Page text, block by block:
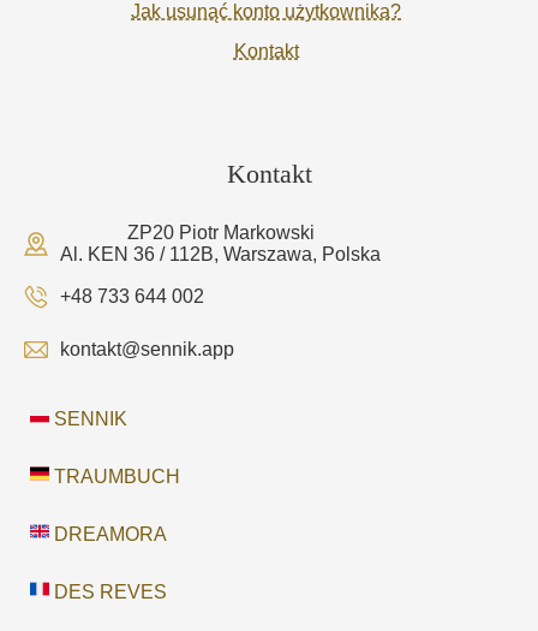
Jak usunąć konto użytkownika?
Kontakt
Kontakt
ZP20 Piotr Markowski
Al. KEN 36 / 112B, Warszawa, Polska
+48 733 644 002
kontakt@sennik.app
SENNIK
TRAUMBUCH
DREAMORA
DES REVES